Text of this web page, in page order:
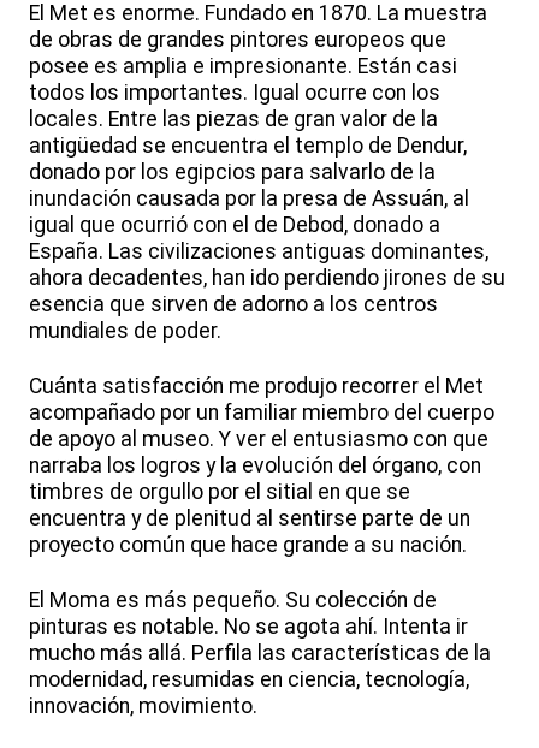
El Met es enorme. Fundado en 1870. La muestra
de obras de grandes pintores europeos que
posee es amplia e impresionante. Están casi
todos los importantes. Igual ocurre con los
locales. Entre las piezas de gran valor de la
antigüedad se encuentra el templo de Dendur,
donado por los egipcios para salvarlo de la
inundación causada por la presa de Assuán, al
igual que ocurrió con el de Debod, donado a
España. Las civilizaciones antiguas dominantes,
ahora decadentes, han ido perdiendo jirones de su
esencia que sirven de adorno a los centros
mundiales de poder.
Cuánta satisfacción me produjo recorrer el Met
acompañado por un familiar miembro del cuerpo
de apoyo al museo. Y ver el entusiasmo con que
narraba los logros y la evolución del órgano, con
timbres de orgullo por el sitial en que se
encuentra y de plenitud al sentirse parte de un
proyecto común que hace grande a su nación.
El Moma es más pequeño. Su colección de
pinturas es notable. No se agota ahí. Intenta ir
mucho más allá. Perfila las características de la
modernidad, resumidas en ciencia, tecnología,
innovación, movimiento.